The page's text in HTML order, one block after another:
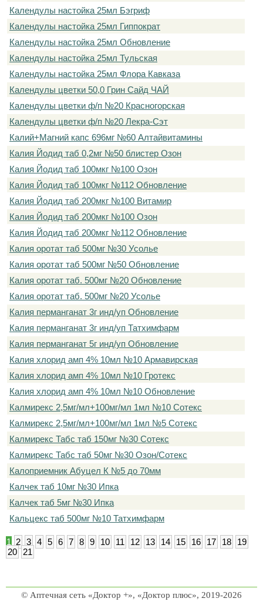
Календулы настойка 25мл Бэгриф
Календулы настойка 25мл Гиппократ
Календулы настойка 25мл Обновление
Календулы настойка 25мл Тульская
Календулы настойка 25мл Флора Кавказа
Календулы цветки 50,0 Грин Сайд ЧАЙ
Календулы цветки ф/п №20 Красногорская
Календулы цветки ф/п №20 Лекра-Сэт
Калий+Магний капс 696мг №60 Алтайвитамины
Калия Йодид таб 0,2мг №50 блистер Озон
Калия Йодид таб 100мкг №100 Озон
Калия Йодид таб 100мкг №112 Обновление
Калия Йодид таб 200мкг №100 Витамир
Калия Йодид таб 200мкг №100 Озон
Калия Йодид таб 200мкг №112 Обновление
Калия оротат таб 500мг №30 Усолье
Калия оротат таб 500мг №50 Обновление
Калия оротат таб. 500мг №20 Обновление
Калия оротат таб. 500мг №20 Усолье
Калия перманганат 3г инд/уп Обновление
Калия перманганат 3г инд/уп Татхимфарм
Калия перманганат 5г инд/уп Обновление
Калия хлорид амп 4% 10мл №10 Армавирская
Калия хлорид амп 4% 10мл №10 Гротекс
Калия хлорид амп 4% 10мл №10 Обновление
Калмирекс 2,5мг/мл+100мг/мл 1мл №10 Сотекс
Калмирекс 2,5мг/мл+100мг/мл 1мл №5 Сотекс
Калмирекс Табс таб 150мг №30 Сотекс
Калмирекс Табс таб 50мг №30 Озон/Сотекс
Калоприемник Абуцел К №5 до 70мм
Калчек таб 10мг №30 Ипка
Калчек таб 5мг №30 Ипка
Кальцекс таб 500мг №10 Татхимфарм
1 2 3 4 5 6 7 8 9 10 11 12 13 14 15 16 17 18
19
20
21
© Аптечная сеть «Доктор +», «Доктор плюс», 2019-2026